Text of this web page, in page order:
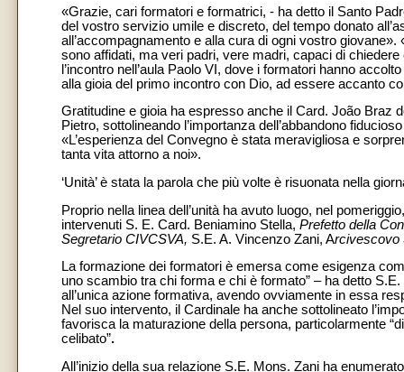
«Grazie, cari formatori e formatrici, - ha detto il Santo
del vostro servizio umile e discreto, del tempo donato
all’accompagnamento e alla cura di ogni vostro
sono affidati, ma veri padri, vere madri, capaci di
l’incontro nell’aula Paolo VI, dove i formatori hanno
alla gioia del primo incontro con Dio, ad essere accanto
Gratitudine e gioia ha espresso anche il Card. João Braz
Pietro, sottolineando l’importanza dell’abbandono
«L’esperienza del Convegno è stata meravigliosa e
tanta vita attorno a noi».
‘Unità’ è stata la parola che più volte è risuonata nella
Proprio nella linea dell’unità ha avuto luogo, nel
intervenuti S. E. Card. Beniamino Stella, Prefetto della
Segretario CIVCSVA, S.E. A. Vincenzo Zani, Arcivescovo
La formazione dei formatori è emersa come esigenza
uno scambio tra chi forma e chi è formato” – ha detto
all’unica azione formativa, avendo ovviamente in essa
Nel suo intervento, il Cardinale ha anche sottolineato
favorisca la maturazione della persona, particolarmente
celibato”.
All’inizio della sua relazione S.E. Mons. Zani ha